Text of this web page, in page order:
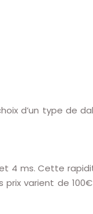
d’un type de
4 ms. Cette
prix varient de